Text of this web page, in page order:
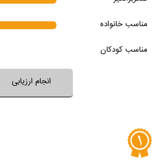
بعد از
خیر بله
فضای فیلم با خیر
نظر خود را ثبت
مناسب خانواده‌
مناسب کودکان
انجام ارزیابی